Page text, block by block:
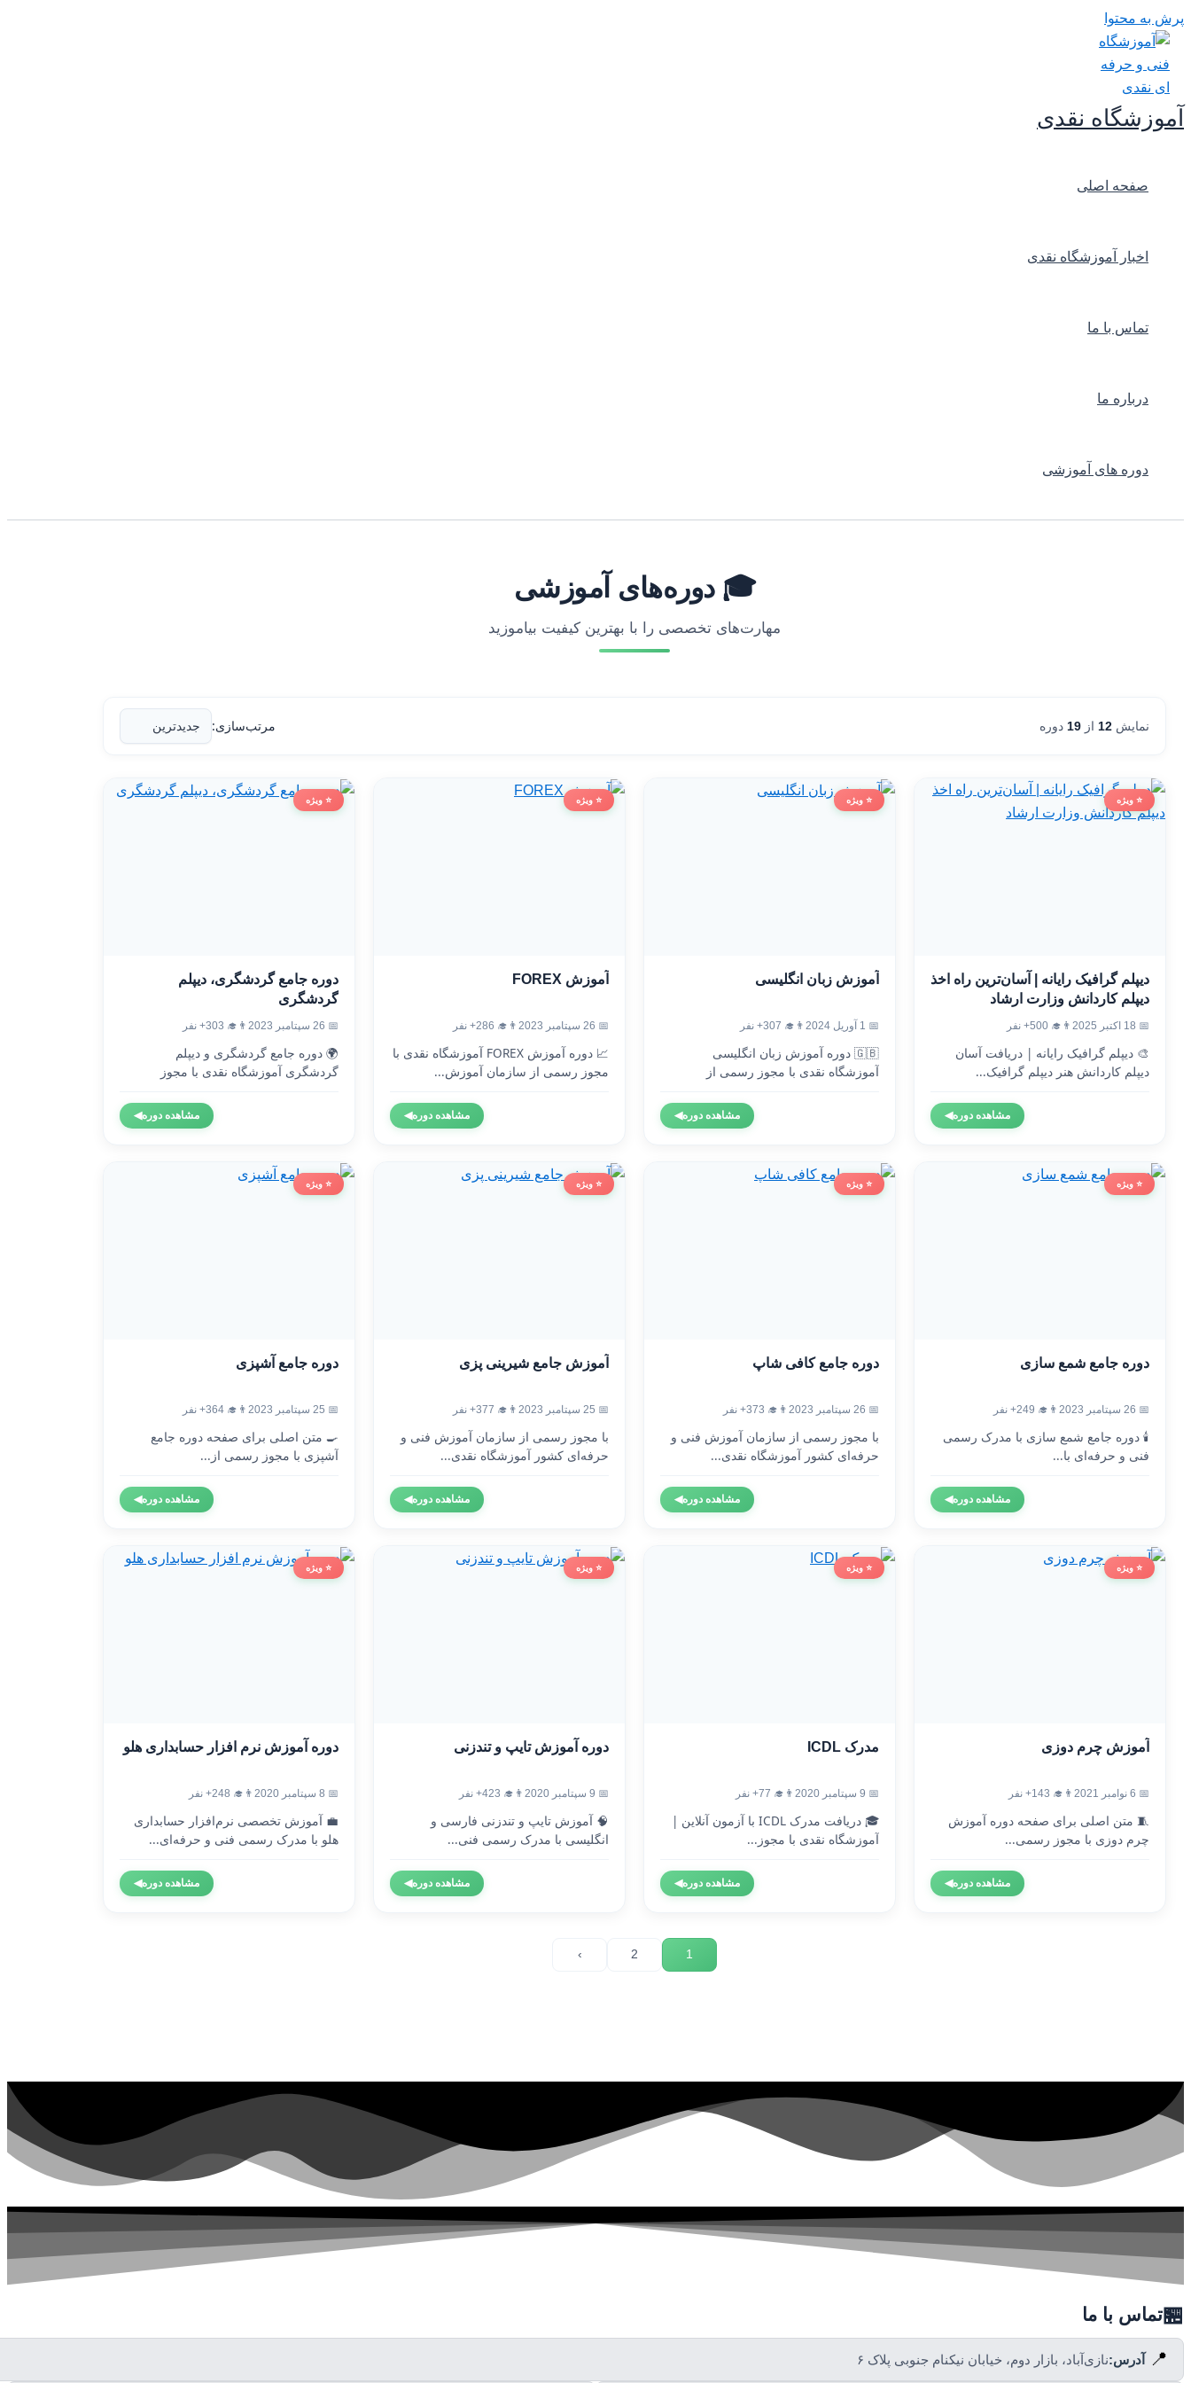
پرش به محتوا
آموزشگاه نقدی
صفحه اصلی
اخبار آموزشگاه نقدی
تماس با ما
درباره ما
دوره های آموزشی
🎓 دوره‌های آموزشی
مهارت‌های تخصصی را با بهترین کیفیت بیاموزید
نمایش 12 از 19 دوره مرتب‌سازی:
⭐ ویژه
دیپلم گرافیک رایانه | آسان‌ترین راه اخذ
دیپلم کاردانش وزارت ارشاد
📅 18 اکتبر 2025 👨‍🎓 500+ نفر
🎨 دیپلم گرافیک رایانه | دریافت آسان
دیپلم کاردانش هنر دیپلم گرافیک...
مشاهده دوره◀
⭐ ویژه
آموزش زبان انگلیسی
📅 1 آوریل 2024 👨‍🎓 307+ نفر
🇬🇧 دوره آموزش زبان انگلیسی
آموزشگاه نقدی با مجوز رسمی از
مشاهده دوره◀
⭐ ویژه
آموزش FOREX
📅 26 سپتامبر 2023 👨‍🎓 286+ نفر
📈 دوره آموزش FOREX آموزشگاه نقدی با
مجوز رسمی از سازمان آموزش...
مشاهده دوره◀
⭐ ویژه
دوره جامع گردشگری، دیپلم
گردشگری
📅 26 سپتامبر 2023 👨‍🎓 303+ نفر
🌍 دوره جامع گردشگری و دیپلم
گردشگری آموزشگاه نقدی با مجوز
مشاهده دوره◀
⭐ ویژه
دوره جامع شمع سازی
📅 26 سپتامبر 2023 👨‍🎓 249+ نفر
🕯️ دوره جامع شمع سازی با مدرک رسمی
فنی و حرفه‌ای با...
مشاهده دوره◀
⭐ ویژه
دوره جامع کافی شاپ
📅 26 سپتامبر 2023 👨‍🎓 373+ نفر
با مجوز رسمی از سازمان آموزش فنی و
حرفه‌ای کشور آموزشگاه نقدی...
مشاهده دوره◀
⭐ ویژه
آموزش جامع شیرینی پزی
📅 25 سپتامبر 2023 👨‍🎓 377+ نفر
با مجوز رسمی از سازمان آموزش فنی و
حرفه‌ای کشور آموزشگاه نقدی...
مشاهده دوره◀
⭐ ویژه
دوره جامع آشپزی
📅 25 سپتامبر 2023 👨‍🎓 364+ نفر
🍳 متن اصلی برای صفحه دوره جامع
آشپزی با مجوز رسمی از...
مشاهده دوره◀
⭐ ویژه
آموزش چرم دوزی
📅 6 نوامبر 2021 👨‍🎓 143+ نفر
🧵 متن اصلی برای صفحه دوره آموزش
چرم دوزی با مجوز رسمی...
مشاهده دوره◀
⭐ ویژه
مدرک ICDL
📅 9 سپتامبر 2020 👨‍🎓 77+ نفر
🎓 دریافت مدرک ICDL با آزمون آنلاین |
آموزشگاه نقدی با مجوز...
مشاهده دوره◀
⭐ ویژه
دوره آموزش تایپ و تندزنی
📅 9 سپتامبر 2020 👨‍🎓 423+ نفر
🧠 آموزش تایپ و تندزنی فارسی و
انگلیسی با مدرک رسمی فنی...
مشاهده دوره◀
⭐ ویژه
دوره آموزش نرم افزار حسابداری هلو
📅 8 سپتامبر 2020 👨‍🎓 248+ نفر
💼 آموزش تخصصی نرم‌افزار حسابداری
هلو با مدرک رسمی فنی و حرفه‌ای...
مشاهده دوره◀
1
2
›
🏪تماس با ما
📍 آدرس:نازی‌آباد، بازار دوم، خیابان نیکنام جنوبی پلاک ۶